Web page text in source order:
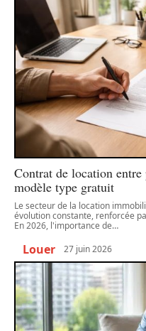
Contrat de location
modèle type gratuit
Le secteur de la location
évolution constante, renforcée
En 2026, l'importance de…
Louer 27 juin 2026